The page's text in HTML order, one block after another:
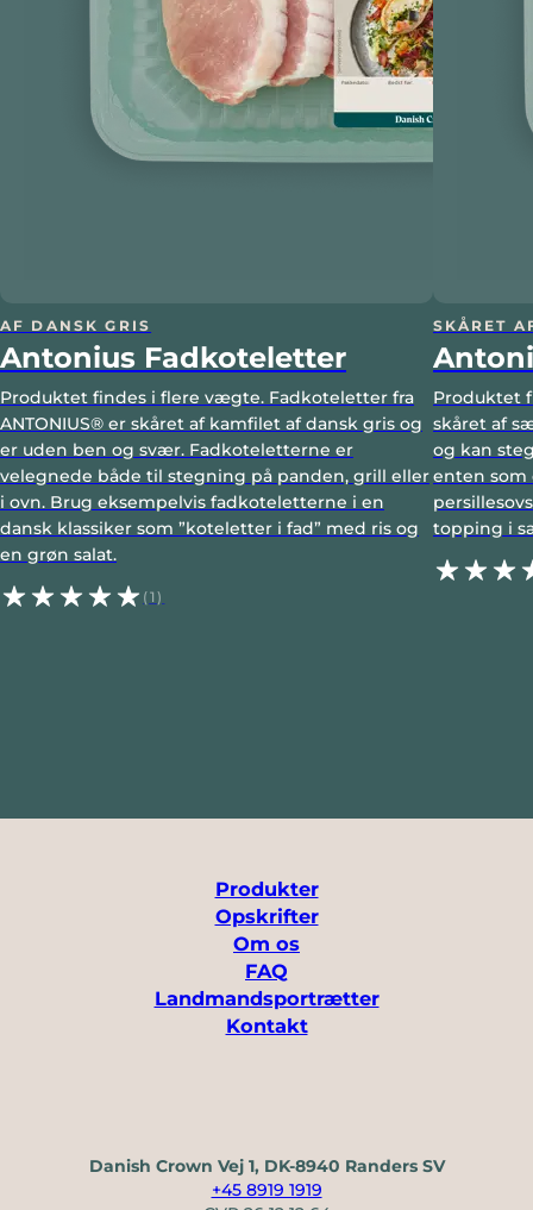
AF DANSK GRIS
Antonius Fadkoteletter
Produktet findes i flere vægte. Fadkoteletter fra
ANTONIUS® er skåret af kamfilet af dansk gris og
er uden ben og svær. Fadkoteletterne er
velegnede både til stegning på panden, grill eller
i ovn. Brug eksempelvis fadkoteletterne i en
dansk klassiker som ”koteletter i fad” med ris og
en grøn salat.
(1)
SKÅRET
Produktet
skåret af
og kan
enten som
topping i
Produkter
Opskrifter
Om os
FAQ
Landmandsportrætter
Kontakt
Danish Crown Vej 1, DK-8940 Randers SV
+45 8919 1919